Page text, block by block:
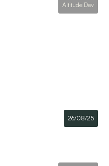
Altitude Dev
26/08/25